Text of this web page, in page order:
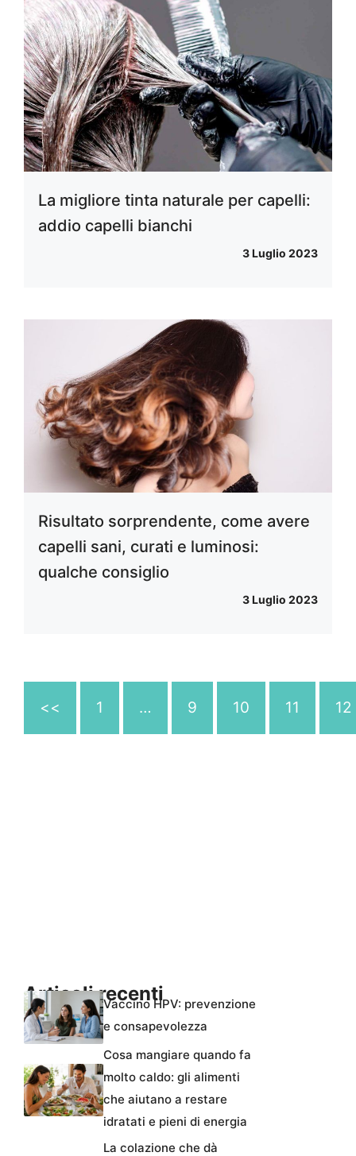
La migliore tinta naturale per capelli:
addio capelli bianchi
3 Luglio 2023
Risultato sorprendente, come avere
capelli sani, curati e luminosi:
qualche consiglio
3 Luglio 2023
<< 1 … 9 10 11 12
Articoli recentiVaccino HPV: prevenzione
e consapevolezza
Cosa mangiare quando fa
molto caldo: gli alimenti
che aiutano a restare
idratati e pieni di energia
La colazione che dà